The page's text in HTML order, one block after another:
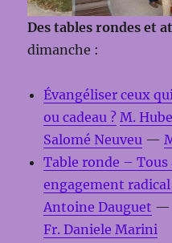
Des tables rondes et
dimanche :
Évangéliser ceux
ou cadeau ? M.
Salomé Neuveu —
Table ronde – Tous
engagement
Antoine Dauguet
Fr. Daniele Marini